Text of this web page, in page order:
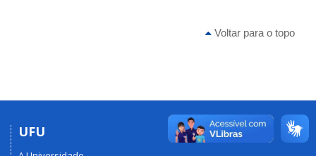
Voltar para o topo
UFU